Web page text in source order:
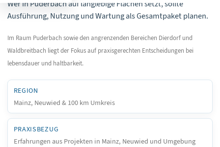
Wer in Puderbach auf langlebige Flächen setzt, sollte
Ausführung, Nutzung und Wartung als Gesamtpaket planen.
Im Raum Puderbach sowie den angrenzenden Bereichen Dierdorf und
Waldbreitbach liegt der Fokus auf praxisgerechten Entscheidungen bei
lebensdauer und haltbarkeit.
REGION
Mainz, Neuwied & 100 km Umkreis
PRAXISBEZUG
Erfahrungen aus Projekten in Mainz, Neuwied und Umgebung